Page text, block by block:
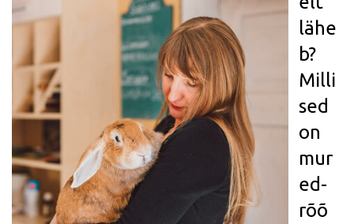
lähe
b?
Milli
sed
on
mur
ed-
rõõ